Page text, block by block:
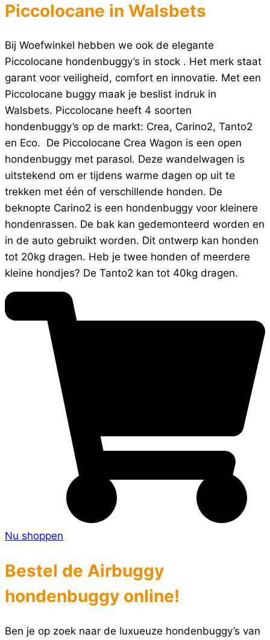
Piccolocane in Walsbets
Bij Woefwinkel hebben we ook de elegante
Piccolocane hondenbuggy’s in stock . Het merk staat
garant voor veiligheid, comfort en innovatie. Met een
Piccolocane buggy maak je beslist indruk in
Walsbets. Piccolocane heeft 4 soorten
hondenbuggy’s op de markt: Crea, Carino2, Tanto2
en Eco. De Piccolocane Crea Wagon is een open
hondenbuggy met parasol. Deze wandelwagen is
uitstekend om er tijdens warme dagen op uit te
trekken met één of verschillende honden. De
beknopte Carino2 is een hondenbuggy voor kleinere
hondenrassen. De bak kan gedemonteerd worden en
in de auto gebruikt worden. Dit ontwerp kan honden
tot 20kg dragen. Heb je twee honden of meerdere
kleine hondjes? De Tanto2 kan tot 40kg dragen.
Nu shoppen
Bestel de Airbuggy
hondenbuggy online!
Ben je op zoek naar de luxueuze hondenbuggy’s van